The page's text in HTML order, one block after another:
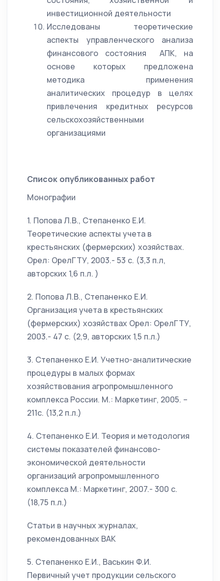
инвестиционной деятельности
Исследованы теоретические
аспекты управленческого анализа
финансового состояния АПК, на
основе которых предложена
методика применения
аналитических процедур в целях
привлечения кредитных ресурсов
сельскохозяйственными
организациями
Список опубликованных работ
Монографии
1. Попова Л.В., Степаненко Е.И.
Теоретические аспекты учета в
крестьянских (фермерских) хозяйствах.
Орел: ОрелГТУ, 2003.- 53 с. (3,3 п.л,
авторских 1,6 п.л. )
2. Попова Л.В., Степаненко Е.И.
Организация учета в крестьянских
(фермерских) хозяйствах Орел: ОрелГТУ,
2003.- 47 с. (2,9, авторских 1,5 п.л.)
3. Степаненко Е.И. Учетно-аналитические
процедуры в малых формах
хозяйствования агропромышленного
комплекса России. М.: Маркетинг, 2005. –
211с. (13,2 п.л.)
4. Степаненко Е.И. Теория и методология
системы показателей финансово-
экономической деятельности
организаций агропромышленного
комплекса М.: Маркетинг, 2007.- 300 с.
(18,75 п.л.)
Статьи в научных журналах,
рекомендованных ВАК
5. Степаненко Е.И., Васькин Ф.И.
Первичный учет продукции сельского